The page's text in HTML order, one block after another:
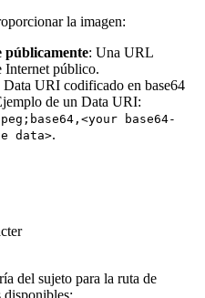
la imagen:
públicamente: Una URL
Internet público.
Data URI codificado en base64
de un Data URI:
base64-
data>.
del sujeto para la ruta de